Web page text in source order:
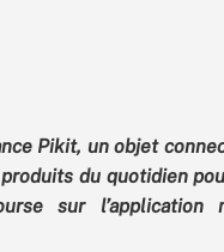
Pikit, un objet
du quotidien
sur l’application